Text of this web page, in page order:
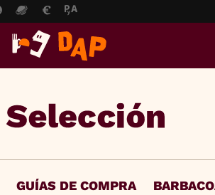
GUÍAS DE COMPRA